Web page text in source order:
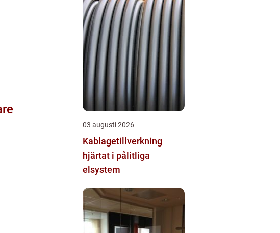
03 augusti 2026
Kablagetillverkning
hjärtat i pålitliga
elsystem